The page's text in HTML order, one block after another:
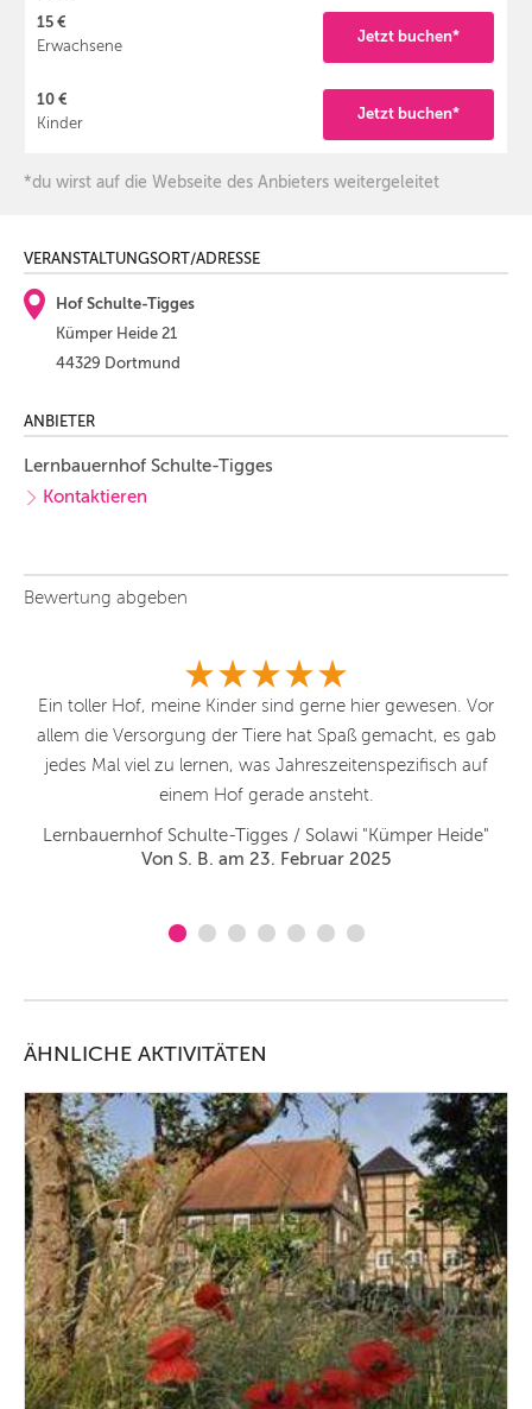
15 €
Erwachsene
Jetzt buchen*
10 €
Kinder
Jetzt buchen*
*du wirst auf die Webseite des Anbieters weitergeleitet
VERANSTALTUNGSORT/ADRESSE
Hof Schulte-Tigges
Kümper Heide 21
44329 Dortmund
ANBIETER
Lernbauernhof Schulte-Tigges
Kontaktieren
Bewertung abgeben
Ein toller Hof, meine Kinder sind gerne hier gewesen. Vor
allem die Versorgung der Tiere hat Spaß gemacht, es gab
jedes Mal viel zu lernen, was Jahreszeitenspezifisch auf
einem Hof gerade ansteht.
Lernbauernhof Schulte-Tigges / Solawi "Kümper Heide"
Von S. B. am 23. Februar 2025
ÄHNLICHE AKTIVITÄTEN